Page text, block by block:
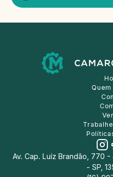
Av. Cap. Luíz Brandão, 770
- SP,